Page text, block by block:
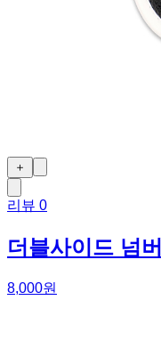
＋
리뷰 0
더블사이드 넘
8,000원